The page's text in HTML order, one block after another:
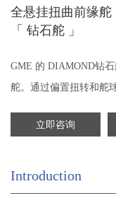
全悬挂扭曲前缘舵
「 钻石舵 」
GME 的 DIAMOND钻
舵。通过偏置扭转和舵
立即咨询
Introduction